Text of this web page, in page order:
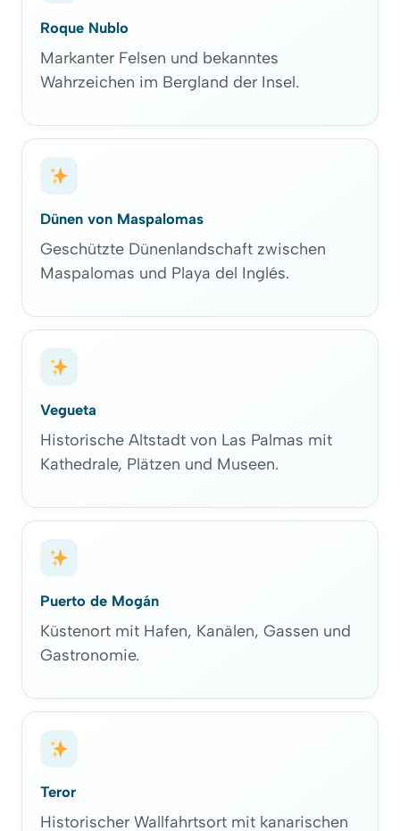
Roque Nublo
Markanter Felsen und bekanntes
Wahrzeichen im Bergland der Insel.
Dünen von Maspalomas
Geschützte Dünenlandschaft zwischen
Maspalomas und Playa del Inglés.
Vegueta
Historische Altstadt von Las Palmas mit
Kathedrale, Plätzen und Museen.
Puerto de Mogán
Küstenort mit Hafen, Kanälen, Gassen und
Gastronomie.
Teror
Historischer Wallfahrtsort mit kanarischen